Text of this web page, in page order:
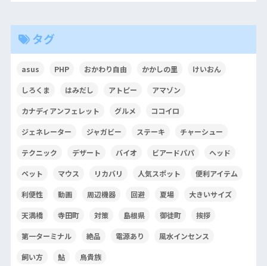
タグ
asus PHP おかわり自由 かかしの里 けいおん
しろくま はみだし アトピー アマゾン
カナディアンフェレット グルメ ココイロ
ジェネレーター ジャガビー ステーキ チャーシュー
テクニック デザート バイオ ビアードパパ ヘッド
ペット マウス リカバリ 人気スポット 便利アイテム
利便性 動画 周辺機器 回避 夏場 大きいサイズ
天満橋 寺田町 対策 島根県 御徒町 挨拶
第一ターミナル 絶品 電源あり 風水インセンス
飼い方 鮎 鳥貴族